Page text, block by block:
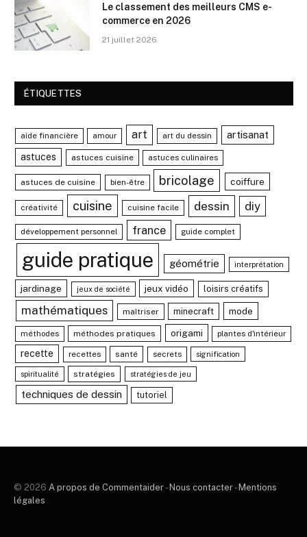
Le classement des meilleurs CMS e-
commerce en 2026
21 juillet 2026
ÉTIQUETTES
aide financière amour art art du dessin artisanat
astuces astuces cuisine astuces culinaires
astuces de cuisine bien-être bricolage coiffure
créativité cuisine cuisine facile dessin diy
développement personnel france guide complet
guide pratique géométrie interprétation
jardinage jeux de société jeux vidéo loisirs créatifs
mathématiques maîtriser minecraft mode
méthodes méthodes pratiques origami plantes d'intérieur
recette recettes santé secrets signification
spiritualité stratégies stratégies de jeu
techniques de dessin tutoriel
© 2026 A propos de Commentaider - Nous contacter - Mentions
légales